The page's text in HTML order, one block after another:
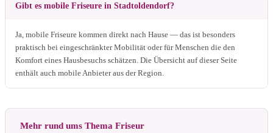
Gibt es mobile Friseure in Stadtoldendorf?
Ja, mobile Friseure kommen direkt nach Hause — das ist besonders
praktisch bei eingeschränkter Mobilität oder für Menschen die den
Komfort eines Hausbesuchs schätzen. Die Übersicht auf dieser Seite
enthält auch mobile Anbieter aus der Region.
Mehr rund ums Thema Friseur